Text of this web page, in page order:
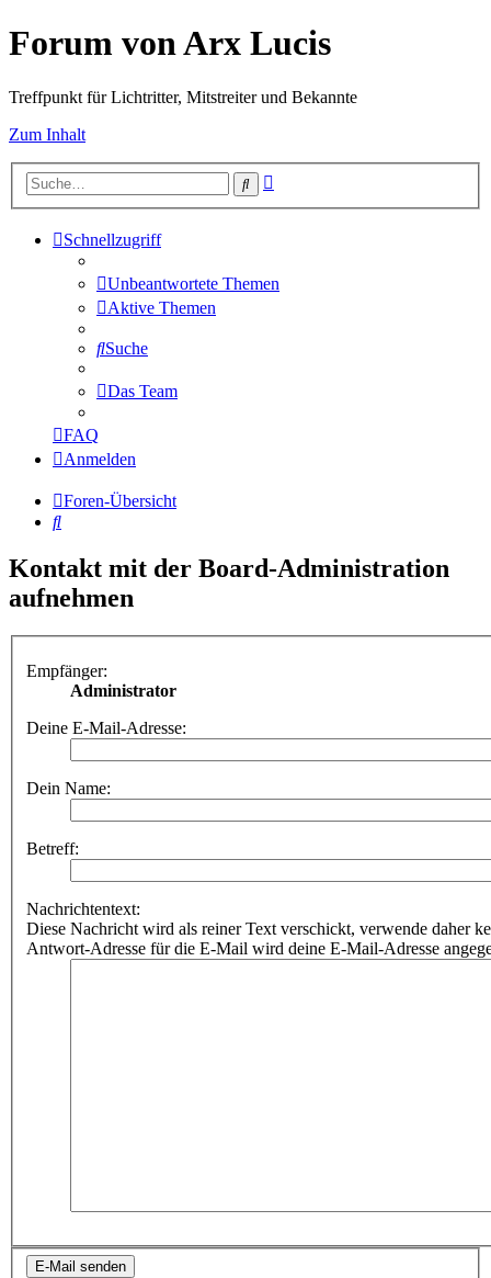
Forum von Arx Lucis
Treffpunkt für Lichtritter, Mitstreiter und Bekannte
Zum Inhalt
Suche
Schnellzugriff
Unbeantwortete Themen
Aktive Themen
Suche
Das Team
FAQ
Anmelden
Foren-Übersicht
Suche
Kontakt mit der Board-Administration
aufnehmen
Empfänger:
Administrator
Deine E-Mail-Adresse:
Dein Name:
Betreff:
Nachrichtentext:
Diese Nachricht wird als reiner Text verschickt, verwende daher
Antwort-Adresse für die E-Mail wird deine E-Mail-Adresse